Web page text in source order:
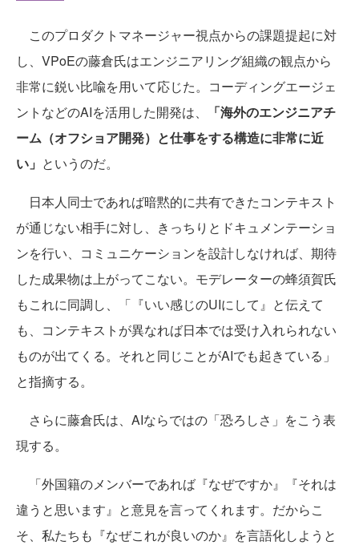
このプロダクトマネージャー視点からの課題提起に対
し、VPoEの藤倉氏はエンジニアリング組織の観点から
非常に鋭い比喩を用いて応じた。コーディングエージェ
ントなどのAIを活用した開発は、
「海外のエンジニアチ
ーム（オフショア開発）と仕事をする構造に非常に近
い」 というのだ。
日本人同士であれば暗黙的に共有できたコンテキスト
が通じない相手に対し、きっちりとドキュメンテーショ
ンを行い、コミュニケーションを設計しなければ、期待
した成果物は上がってこない。モデレーターの蜂須賀氏
もこれに同調し、「『いい感じのUIにして』と伝えて
も、コンテキストが異なれば日本では受け入れられない
ものが出てくる。それと同じことがAIでも起きている」
と指摘する。
さらに藤倉氏は、AIならではの「恐ろしさ」をこう表
現する。
「外国籍のメンバーであれば『なぜですか』『それは
違うと思います』と意見を言ってくれます。だからこ
そ、私たちも『なぜこれが良いのか』を言語化しようと